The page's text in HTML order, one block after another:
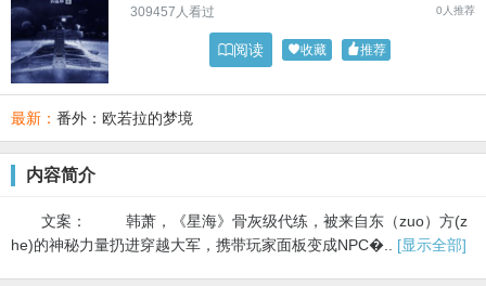
0人推荐
309457人看过
阅读 收藏 推荐
最新： 番外：欧若拉的梦境
内容简介
文案： 韩萧，《星海》骨灰级代练，被来自东（zuo）方(z
he)的神秘力量扔进穿越大军，携带玩家面板变成NPC�.. [显示全部]